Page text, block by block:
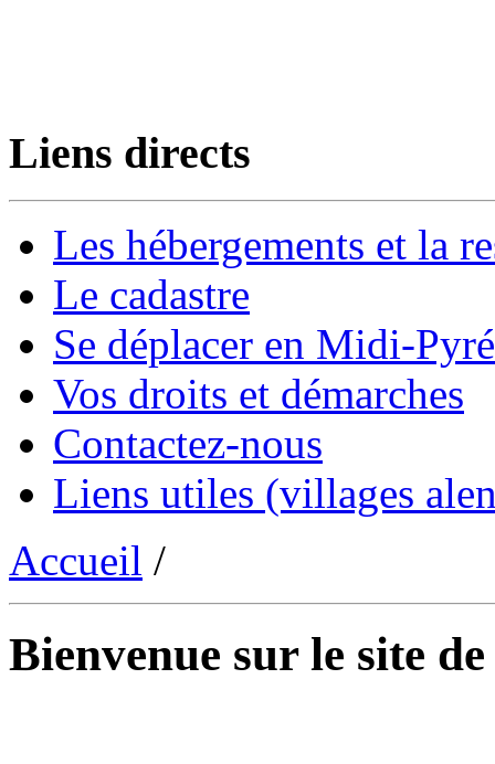
Liens directs
Les hébergements et la
Le cadastre
Se déplacer en Midi-
Vos droits et démarches
Contactez-nous
Liens utiles (villages
Accueil /
Bienvenue sur le site